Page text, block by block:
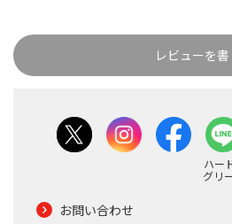
レビューを書
ハー
グリ
お問い合わせ